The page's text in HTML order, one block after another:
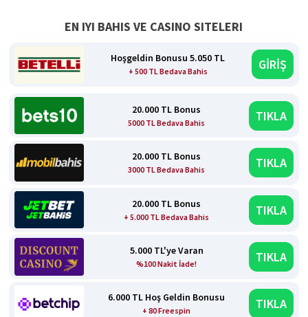
EN IYI BAHIS VE CASINO SITELERI
Hoşgeldin Bonusu 5.050 TL
+ 500 TL Bedava Bahis GİRİŞ
20.000 TL Bonus
5000 TL Bedava Bahis TIKLA
20.000 TL Bonus
3000 TL Bedava Bahis TIKLA
20.000 TL Bonus
+ 5.000 TL Bedava Bahis TIKLA
5.000 TL'ye Varan
%100 Nakit İade! TIKLA
6.000 TL Hoş Geldin Bonusu
+ 80 Freespin TIKLA